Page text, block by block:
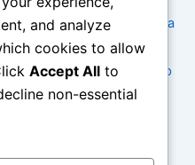
Karier untuk Lima
Keseimbangan Hidup
Menghadapi Tren
and analyze
cookies to allow
Accept All to
non-essential